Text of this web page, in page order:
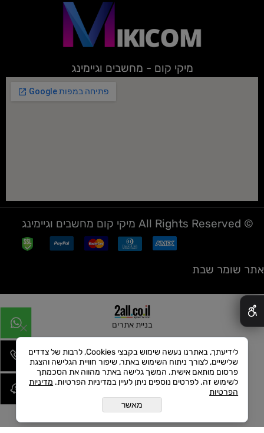
מיקי קום - מחשבים וגיימינג
© All Rights Reserved מיקי קום מחשבים וגיימינג
אתר שומר שבת
בניית אתרים
לידיעתך, באתרנו נעשה שימוש בקבצי Cookies, לרבות של צדדים
שלישיים, לצורך ניתוח השימוש באתר, שיפור חוויית הגלישה והצגת
פרסום מותאם אישית. המשך גלישה באתר מהווה את הסכמתך
לשימוש זה. לפרטים נוספים ניתן לעיין במדיניות הפרטיות. מדיניות
הפרטיות
מאשר